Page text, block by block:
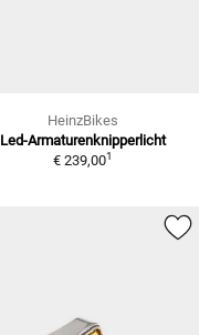
HeinzBikes
Led-Armaturenknipperlicht
€ 239,001